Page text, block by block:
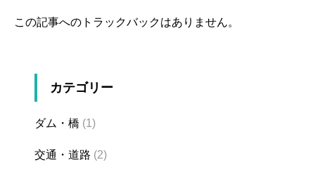
この記事へのトラックバックはありません。
カテゴリー
ダム・橋 (1)
交通・道路 (2)